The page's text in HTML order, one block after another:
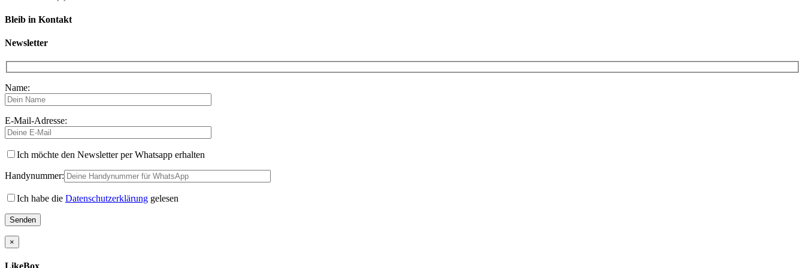
Bleib in Kontakt
Newsletter
Name:
E-Mail-Adresse:
Ich möchte den Newsletter per Whatsapp erhalten
Handynummer:
Ich habe die Datenschutzerklärung gelesen
×